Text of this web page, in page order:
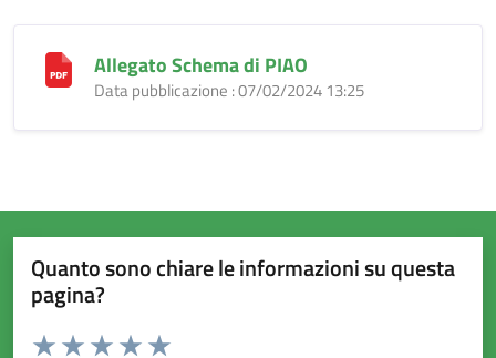
Allegato Schema di PIAO
Data pubblicazione : 07/02/2024 13:25
Quanto sono chiare le informazioni su questa
pagina?
Valuta da 1 a 5 stelle la pagina